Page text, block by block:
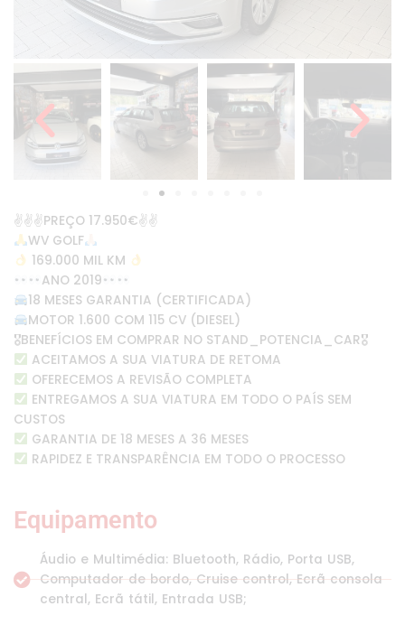
✌✌✌PREÇO 17.950€✌✌
WV GOLF
169.000 MIL KM
ANO 2019
18 MESES GARANTIA (CERTIFICADA)
MOTOR 1.600 COM 115 CV (DIESEL)
🎖BENEFÍCIOS EM COMPRAR NO STAND_POTENCIA_CAR🎖
ACEITAMOS A SUA VIATURA DE RETOMA
OFERECEMOS A REVISÃO COMPLETA
ENTREGAMOS A SUA VIATURA EM TODO O PAÍS SEM
CUSTOS
GARANTIA DE 18 MESES A 36 MESES
RAPIDEZ E TRANSPARÊNCIA EM TODO O PROCESSO
Equipamento
Áudio e Multimédia: Bluetooth, Rádio, Porta USB,
Computador de bordo, Cruise control, Ecrã consola
central, Ecrã tátil, Entrada USB;